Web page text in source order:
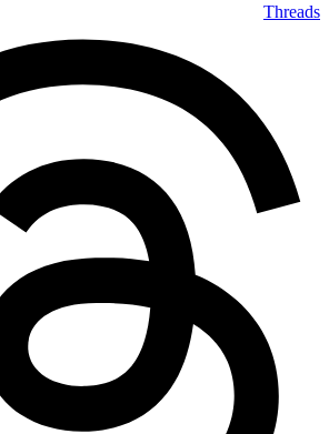
Threads